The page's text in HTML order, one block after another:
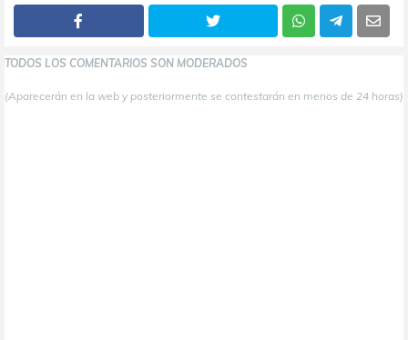
TODOS LOS COMENTARIOS SON MODERADOS
(Aparecerán en la web y posteriormente se contestarán en menos de 24 horas)